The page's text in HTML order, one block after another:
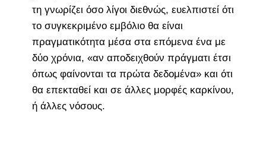
τη γνωρίζει όσο λίγοι διεθνώς, ευελπιστεί ότι
το συγκεκριμένο εμβόλιο θα είναι
πραγματικότητα μέσα στα επόμενα ένα με
δύο χρόνια, «αν αποδειχθούν πράγματι έτσι
όπως φαίνονται τα πρώτα δεδομένα» και ότι
θα επεκταθεί και σε άλλες μορφές καρκίνου,
ή άλλες νόσους.